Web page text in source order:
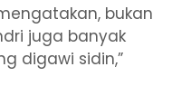
bukan
juga banyak
digawi sidin,”